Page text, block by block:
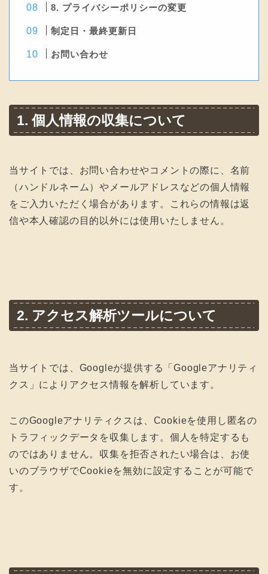
8. プライバシーポリシーの変更
制定日・最終更新日
お問い合わせ
1. 個人情報の収集について
当サイトでは、お問い合わせやコメントの際に、名前
（ハンドルネーム）やメールアドレスなどの個人情報
をご入力いただく場合があります。これらの情報は返
信や本人確認の目的以外には使用いたしません。
2. アクセス解析ツールについて
当サイトでは、Googleが提供する「Googleアナリティ
クス」によりアクセス情報を解析しています。
このGoogleアナリティクスは、Cookieを使用し匿名の
トラフィックデータを収集します。個人を特定するも
のではありません。収集を拒否されたい場合は、お使
いのブラウザでCookieを無効に設定することが可能で
す。